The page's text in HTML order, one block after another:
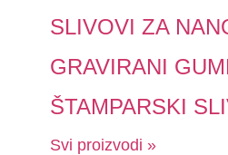
SLIVOVI ZA
GRAVIRANI
ŠTAMPARSKI
Svi proizvodi »